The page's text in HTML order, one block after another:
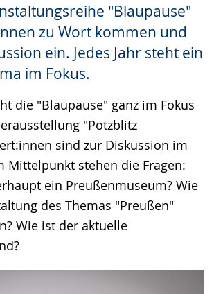
"Blaupause"
zu Wort kommen und
ein. Jedes Jahr steht ein
im Fokus.
die "Blaupause" ganz im Fokus
"Potzblitz
sind zur Diskussion im
Mittelpunkt stehen die Fragen:
ein Preußenmuseum? Wie
des Themas "Preußen"
Wie ist der aktuelle